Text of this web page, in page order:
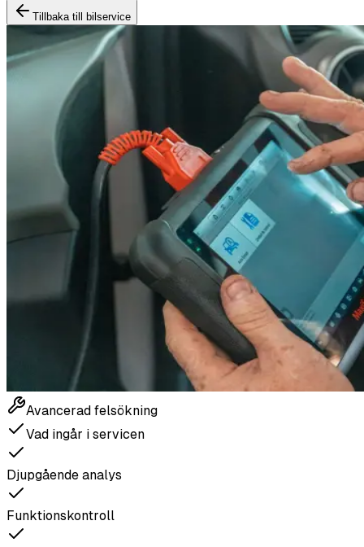
Tillbaka till bilservice
Avancerad felsökning
Vad ingår i servicen
Djupgående analys
Funktionskontroll